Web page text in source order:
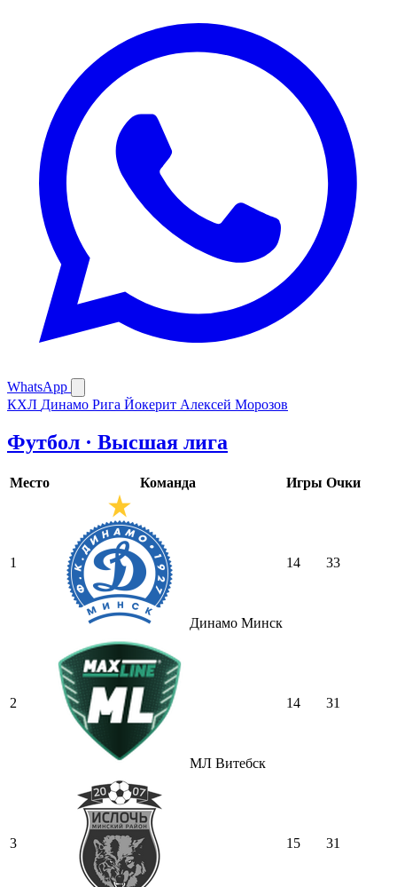
WhatsApp
КХЛ Динамо Рига Йокерит Алексей Морозов
Футбол · Высшая лига
Место Команда Игры Очки
1
Динамо Минск
14 33
2
МЛ Витебск
14 31
3 15 31